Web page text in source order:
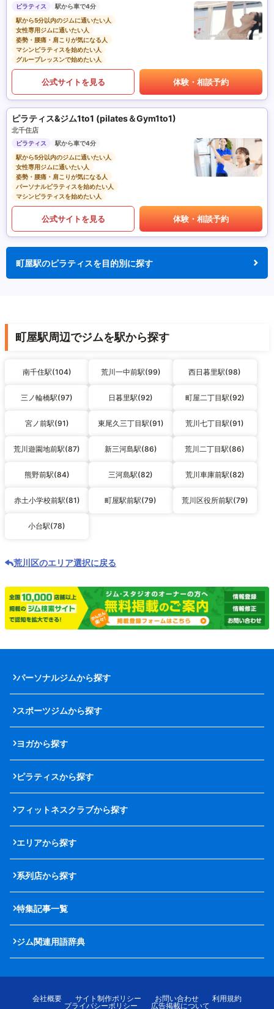
ピラティス
駅から車で4分
駅から5分以内のジムに通いたい人
女性専用ジムに通いたい人
姿勢・腰痛・肩こりが気になる人
マシンピラティスを始めたい人
グループレッスンで始めたい人
公式サイトを見る 体験・相談予約
ピラティス&ジム1to1 (pilates＆Gym1to1)
北千住店
ピラティス
駅から車で4分
駅から5分以内のジムに通いたい人
女性専用ジムに通いたい人
姿勢・腰痛・肩こりが気になる人
パーソナルピラティスを始めたい人
マシンピラティスを始めたい人
公式サイトを見る 体験・相談予約
町屋駅のピラティスを目的別に探す
町屋駅周辺でジムを駅から探す
南千住駅(104) 荒川一中前駅(99) 西日暮里駅(98)
三ノ輪橋駅(97) 日暮里駅(92) 町屋二丁目駅(92)
宮ノ前駅(91) 東尾久三丁目駅(91) 荒川七丁目駅(91)
荒川遊園地前駅(87) 新三河島駅(86) 荒川二丁目駅(86)
熊野前駅(84) 三河島駅(82) 荒川車庫前駅(82)
赤土小学校前駅(81) 町屋駅前駅(79) 荒川区役所前駅(79)
小台駅(78)
荒川区のエリア選択に戻る
パーソナルジムから探す
スポーツジムから探す
ヨガから探す
ピラティスから探す
フィットネスクラブから探す
エリアから探す
系列店から探す
特集記事一覧
ジム関連用語辞典
会社概要 サイト制作ポリシー お問い合わせ
利用規約
プライバシーポリシー
広告掲載について